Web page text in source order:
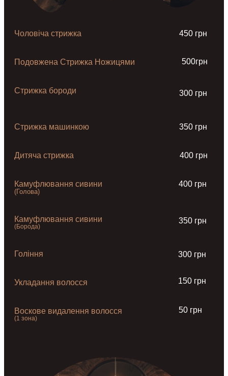
Чоловіча стрижка 450 грн
Подовжена Стрижка Ножицями 500грн
Стрижка бороди 300 грн
Стрижка машинкою 350 грн
Дитяча стрижка 400 грн
Камуфлювання сивини
(Голова)
400 грн
Камуфлювання сивини
(Борода)
350 грн
Гоління 300 грн
Укладання волосся 150 грн
Воскове видалення волосся
(1 зона)
50 грн